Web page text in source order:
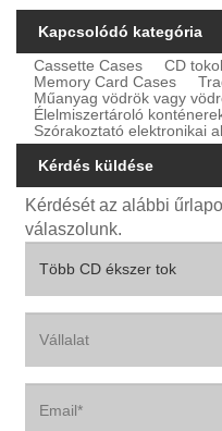
Kapcsolódó kategória
Cassette Cases
CD
Memory Card Cases
Műanyag vödrök vagy
Élelmiszertároló
Szórakoztató elektronikai
Kérdés küldése
Kérdését az alábbi
válaszolunk.